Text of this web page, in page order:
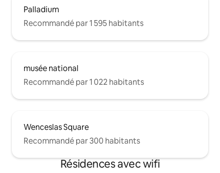
Palladium
Recommandé par 1 595 habitants
musée national
Recommandé par 1 022 habitants
Wenceslas Square
Recommandé par 300 habitants
Résidences avec wifi